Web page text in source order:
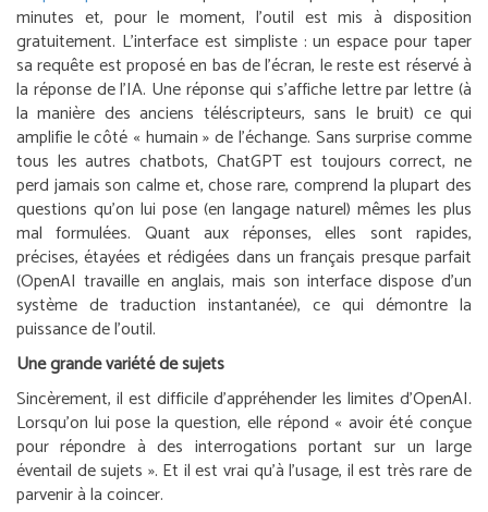
minutes et, pour le moment, l’outil est mis à disposition
gratuitement. L’interface est simpliste : un espace pour taper
sa requête est proposé en bas de l’écran, le reste est réservé à
la réponse de l’IA. Une réponse qui s’affiche lettre par lettre (à
la manière des anciens téléscripteurs, sans le bruit) ce qui
amplifie le côté « humain » de l’échange. Sans surprise comme
tous les autres chatbots, ChatGPT est toujours correct, ne
perd jamais son calme et, chose rare, comprend la plupart des
questions qu’on lui pose (en langage naturel) mêmes les plus
mal formulées. Quant aux réponses, elles sont rapides,
précises, étayées et rédigées dans un français presque parfait
(OpenAI travaille en anglais, mais son interface dispose d’un
système de traduction instantanée), ce qui démontre la
puissance de l’outil.
Une grande variété de sujets
Sincèrement, il est difficile d’appréhender les limites d’OpenAI.
Lorsqu’on lui pose la question, elle répond « avoir été conçue
pour répondre à des interrogations portant sur un large
éventail de sujets ». Et il est vrai qu’à l’usage, il est très rare de
parvenir à la coincer.